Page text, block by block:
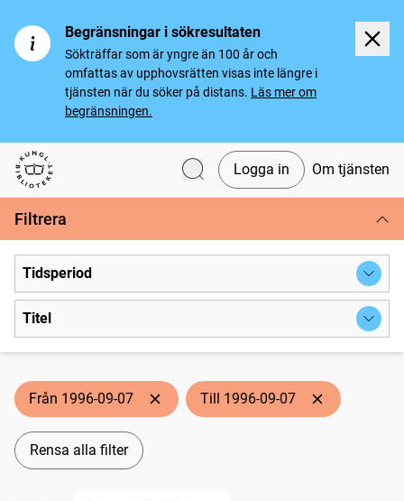
Begränsningar i sökresultaten
Sökträffar som är yngre än 100 år och
omfattas av upphovsrätten visas inte längre i
tjänsten när du söker på distans. Läs mer om
begränsningen.
Svenska tidningar
Logga in Om tjänsten
Filtrera
Tidsperiod
Titel
Från 1996-09-07 Till 1996-09-07
Rensa alla filter